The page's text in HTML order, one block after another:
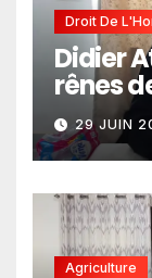
Droit De
Didier
rênes
29 JUIN
Agriculture